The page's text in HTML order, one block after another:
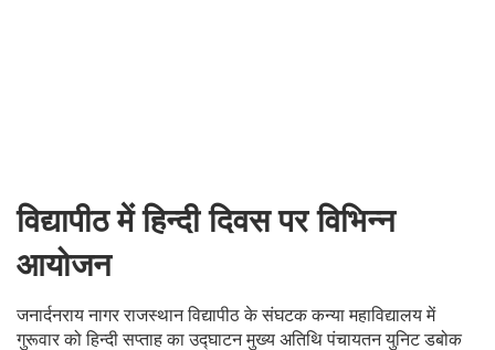
विद्यापीठ में हिन्दी दिवस पर विभिन्न
आयोजन
जनार्दनराय नागर राजस्थान विद्यापीठ के संघटक कन्या महाविद्यालय में
गुरूवार को हिन्दी सप्ताह का उद्घाटन मुख्य अतिथि पंचायतन युनिट डबोक